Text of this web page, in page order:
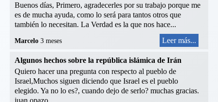
Buenos días, Primero, agradecerles por su trabajo porque me
es de mucha ayuda, como lo será para tantos otros que
también lo necesitan. La Verdad es la que nos hace...
Marcelo 3 meses Leer más...
Algunos hechos sobre la república islámica de Irán
Quiero hacer una pregunta con respecto al pueblo de
Israel,Muchos siguen diciendo que Israel es el pueblo
elegido. Ya no lo es?, cuando dejo de serlo? muchas gracias.
juan opazo